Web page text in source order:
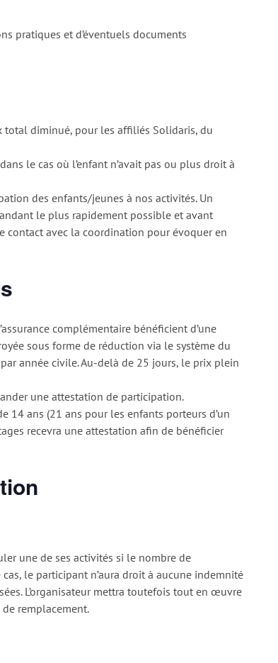
pratiques et d’éventuels documents
total diminué, pour les affiliés Solidaris, du
le cas où l’enfant n’avait pas ou plus droit à
des enfants/jeunes à nos activités. Un
le plus rapidement possible et avant
contact avec la coordination pour évoquer en
complémentaire bénéficient d’une
sous forme de réduction via le système du
année civile. Au-delà de 25 jours, le prix plein
une attestation de participation.
14 ans (21 ans pour les enfants porteurs d’un
recevra une attestation afin de bénéficier
une de ses activités si le nombre de
le participant n’aura droit à aucune indemnité
L’organisateur mettra toutefois tout en œuvre
remplacement.